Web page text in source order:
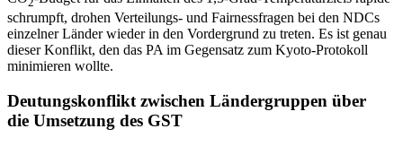
schrumpft, drohen Verteilungs- und Fairnessfragen bei den NDCs
einzelner Länder wieder in den Vordergrund zu tre­ten. Es ist genau
dieser Konflikt, den das PA im Gegensatz zum Kyoto-Protokoll
minimieren wollte.
Deutungskonflikt zwischen Ländergruppen über
die Umsetzung des GST